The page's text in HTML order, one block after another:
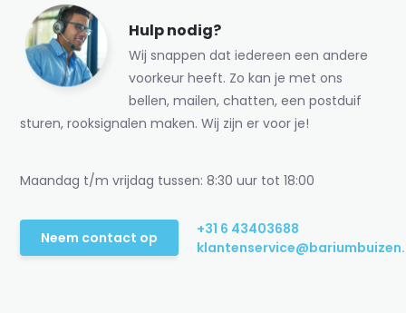
Hulp nodig?
Wij snappen dat iedereen een andere
voorkeur heeft. Zo kan je met ons
bellen, mailen, chatten, een postduif
sturen, rooksignalen maken. Wij zijn er voor je!
Maandag t/m vrijdag tussen: 8:30 uur tot 18:00
Neem contact op
+31 6 43403688